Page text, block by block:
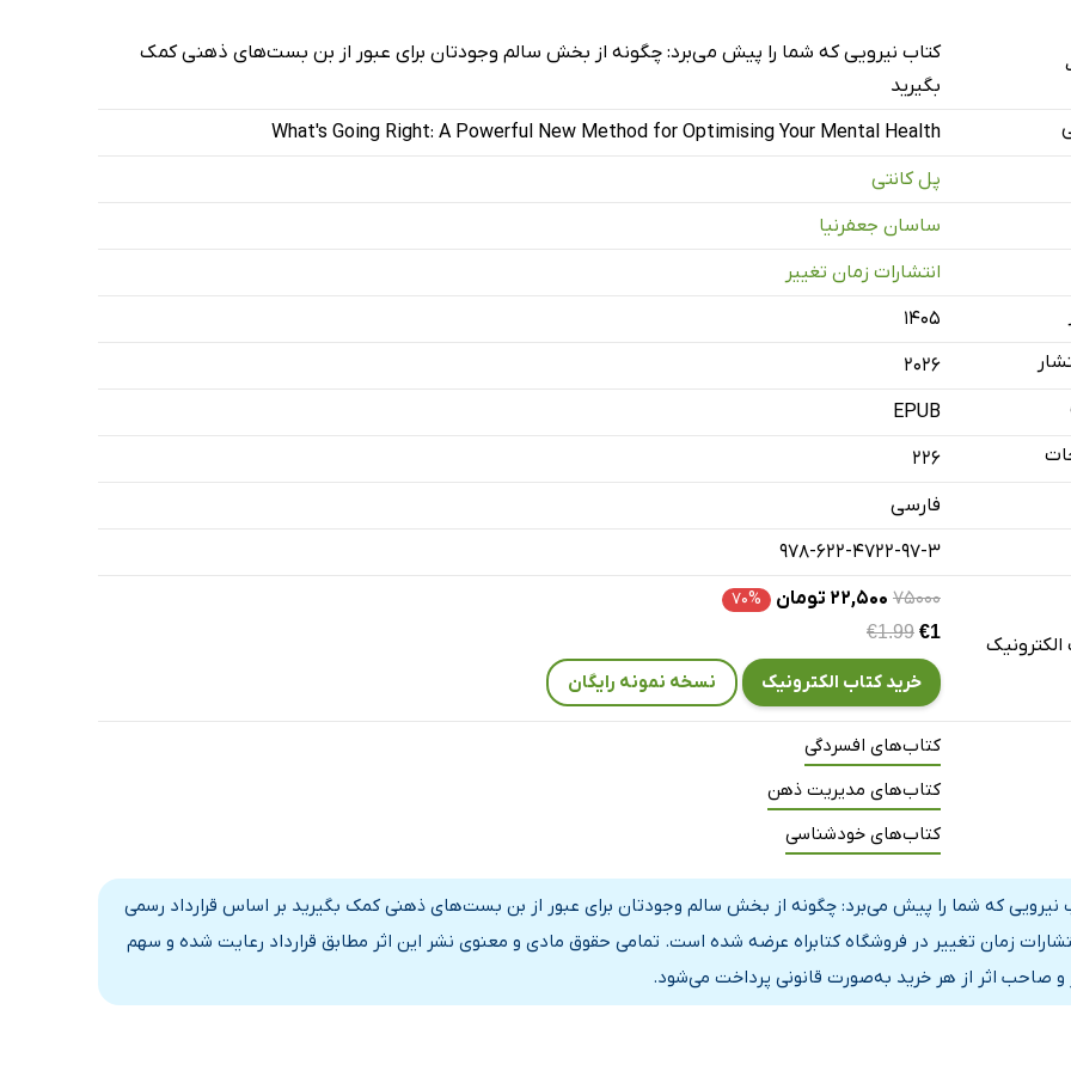
سوی سلامت روان بهتر
مادربزرگ گریس و نیروی زاینده
بهره را از این کتاب ببریم
چه می‌اندیشید؟
«خود»
شما
هویت)
«خود»
«خود»
مسیر
چیزی شما را به حرکت وا می‌دارد
شما
کتاب نیرویی که شما را پیش می‌برد: چگونه از بخش سالم وجودتان برای عبور از بن بست‌های ذهنی کمک
بگیرید
What's Going Right: A Powerful New Method for Optimising Your Mental Health
پل کانتی
ساسان جعفرنیا
انتشارات زمان تغییر
۱۴۰۵
2026
EPUB
226
فارسی
978-622-4722-97-3
۷۵۰۰۰ ۲۲,۵۰۰ تومان ۷۰%
€1.99 €1
خرید کتاب الکترونیک نسخه نمونه رایگان
کتاب‌های افسردگی
کتاب‌های مدیریت ذهن
کتاب‌های خودشناسی
نیرویی که شما را پیش می‌برد: چگونه از بخش سالم وجودتان برای عبور از بن بست‌های ذهنی کمک بگیرید بر اساس قرارداد رسمی
زمان تغییر در فروشگاه کتابراه عرضه شده است. تمامی حقوق مادی و معنوی نشر این اثر مطابق قرارداد رعایت شده و سهم
و صاحب اثر از هر خرید به‌صورت قانونی پرداخت می‌شود.